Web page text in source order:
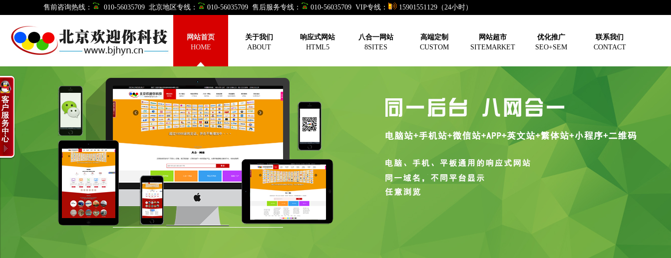
售前咨询热线： 010-56035709 北京地区专线： 010-56035709 售后服务专线： 010-56035709 VIP专线： 15901551129（24小时）
网站首页
HOME
关于我们
ABOUT
响应式网站
HTML5
八合一网站
8SITES
高端定制
CUSTOM
网站超市
SITEMARKET
优化推广
SEO+SEM
联系我们
CONTACT